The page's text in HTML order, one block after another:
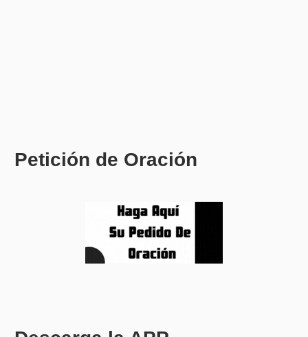
Petición de Oración